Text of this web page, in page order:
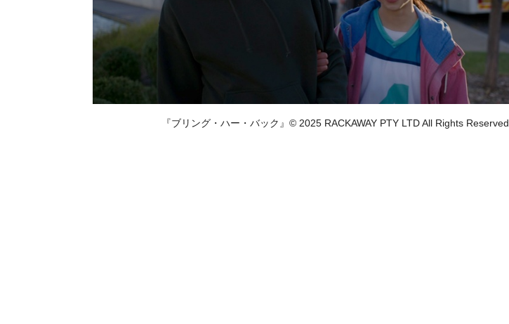
『ブリング・ハー・バック』© 2025 RACKAWAY PTY LTD All Rights Reserved